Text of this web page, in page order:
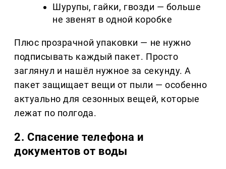
Шурупы, гайки, гвозди — больше
не звенят в одной коробке
Плюс прозрачной упаковки — не нужно
подписывать каждый пакет. Просто
заглянул и нашёл нужное за секунду. А
пакет защищает вещи от пыли — особенно
актуально для сезонных вещей, которые
лежат по полгода.
2. Спасение телефона и
документов от воды